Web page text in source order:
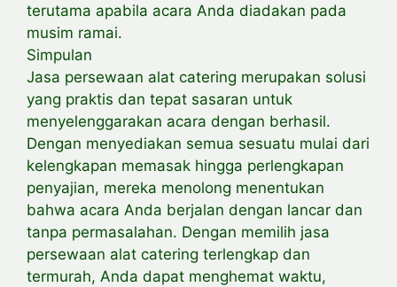
terutama apabila acara Anda diadakan pada
musim ramai.
Simpulan
Jasa persewaan alat catering merupakan solusi
yang praktis dan tepat sasaran untuk
menyelenggarakan acara dengan berhasil.
Dengan menyediakan semua sesuatu mulai dari
kelengkapan memasak hingga perlengkapan
penyajian, mereka menolong menentukan
bahwa acara Anda berjalan dengan lancar dan
tanpa permasalahan. Dengan memilih jasa
persewaan alat catering terlengkap dan
termurah, Anda dapat menghemat waktu,